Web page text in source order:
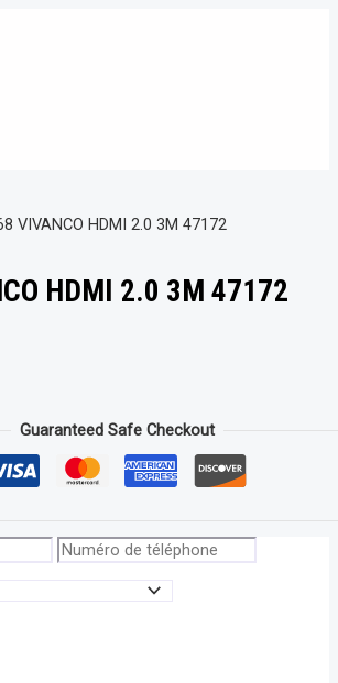
VIVANCO HDMI 2.0 3M 47172
HDMI 2.0 3M 47172
Guaranteed Safe Checkout